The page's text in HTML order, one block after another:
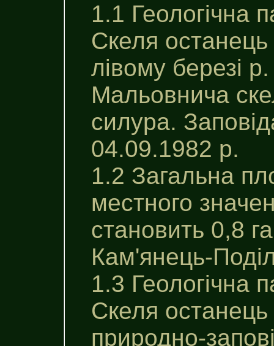
1.1 Геологiчна
Скеля
лівому березі
Мальовнича
силура.
04.09.1982 р.
1.2 Загальна
местного
становить 0,8
Кам'янець-
1.3 Геологічна
Скеля
природно-